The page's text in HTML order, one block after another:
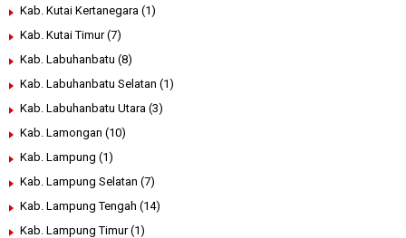
Kab. Kutai Kertanegara (1)
Kab. Kutai Timur (7)
Kab. Labuhanbatu (8)
Kab. Labuhanbatu Selatan (1)
Kab. Labuhanbatu Utara (3)
Kab. Lamongan (10)
Kab. Lampung (1)
Kab. Lampung Selatan (7)
Kab. Lampung Tengah (14)
Kab. Lampung Timur (1)